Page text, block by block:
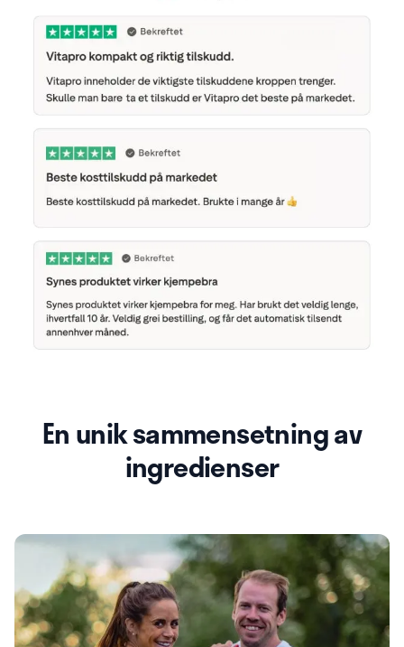
En unik sammensetning av
ingredienser